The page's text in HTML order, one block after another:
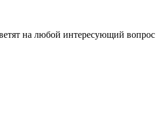
на любой интересующий вопрос